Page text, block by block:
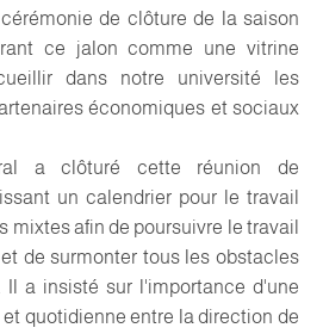
de clôture de la saison
ce jalon comme une vitrine
dans notre université les
économiques et sociaux
a clôturé cette réunion de
un calendrier pour le travail
mixtes afin de poursuivre le travail
de surmonter tous les obstacles
Il a insisté sur l'importance d'une
quotidienne entre la direction de